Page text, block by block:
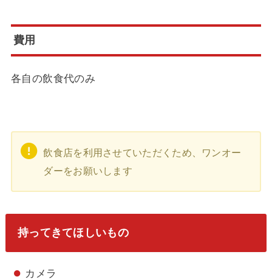
費用
各自の飲食代のみ
飲食店を利用させていただくため、ワンオー
ダーをお願いします
持ってきてほしいもの
カメラ